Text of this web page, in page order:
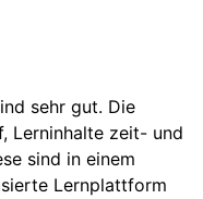
sehr gut. Die
Lerninhalte zeit- und
sind in einem
Lernplattform